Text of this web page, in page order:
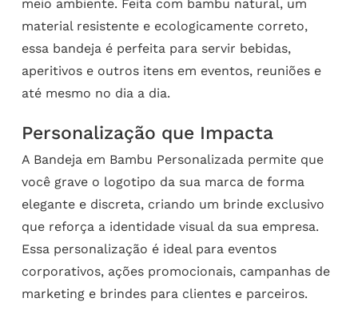
meio ambiente. Feita com bambu natural, um
material resistente e ecologicamente correto,
essa bandeja é perfeita para servir bebidas,
aperitivos e outros itens em eventos, reuniões e
até mesmo no dia a dia.
Personalização que Impacta
A Bandeja em Bambu Personalizada permite que
você grave o logotipo da sua marca de forma
elegante e discreta, criando um brinde exclusivo
que reforça a identidade visual da sua empresa.
Essa personalização é ideal para eventos
corporativos, ações promocionais, campanhas de
marketing e brindes para clientes e parceiros.